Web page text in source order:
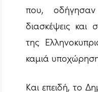
που,
διασκέψεις και
της
καμιά
Και επειδή, το